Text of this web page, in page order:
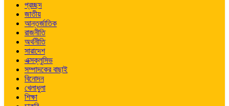
প্রচ্ছদ
জাতীয়
আন্তর্জাতিক
রাজনীতি
অর্থনীতি
সারাদেশ
এক্সক্লুসিভ
সম্পাদকের বাছাই
বিনোদন
খেলাধুলা
শিক্ষা